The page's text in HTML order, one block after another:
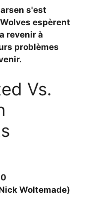
s'est
espèrent
revenir à
problèmes
Vs.
Woltemade)